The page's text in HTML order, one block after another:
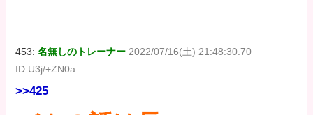
453:名無しのトレーナー 2022/07/16(土) 21:48:30.70
ID:U3j/+ZN0a
>>425